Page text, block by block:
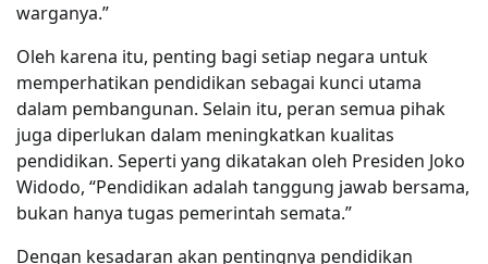
warganya.”
Oleh karena itu, penting bagi setiap negara untuk
memperhatikan pendidikan sebagai kunci utama
dalam pembangunan. Selain itu, peran semua pihak
juga diperlukan dalam meningkatkan kualitas
pendidikan. Seperti yang dikatakan oleh Presiden Joko
Widodo, “Pendidikan adalah tanggung jawab bersama,
bukan hanya tugas pemerintah semata.”
Dengan kesadaran akan pentingnya pendidikan